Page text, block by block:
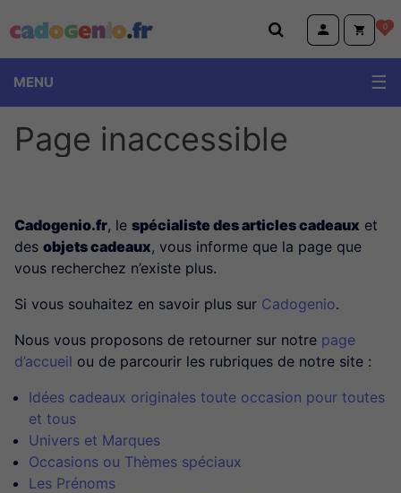
Cadogenio.fr 0
MENU
Page inaccessible
Cadogenio.fr, le spécialiste des articles cadeaux et
des objets cadeaux, vous informe que la page que
vous recherchez n’existe plus.
Si vous souhaitez en savoir plus sur Cadogenio.
Nous vous proposons de retourner sur notre page
d’accueil ou de parcourir les rubriques de notre site :
Idées cadeaux originales toute occasion pour toutes
et tous
Univers et Marques
Occasions ou Thèmes spéciaux
Les Prénoms